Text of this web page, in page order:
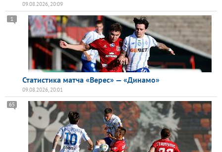
09.08.2026, 20:09
Статистика матча «Верес» — «Динамо»
1
09.08.2026, 20:01
65